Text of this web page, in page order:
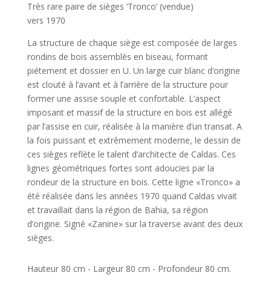
Très rare paire de sièges ‘Tronco’ (vendue)
vers 1970
La structure de chaque siège est composée de larges
rondins de bois assemblés en biseau, formant
piétement et dossier en U. Un large cuir blanc d’origine
est clouté à l’avant et à l’arrière de la structure pour
former une assise souple et confortable. L’aspect
imposant et massif de la structure en bois est allégé
par l’assise en cuir, réalisée à la manière d’un transat. A
la fois puissant et extrêmement moderne, le dessin de
ces sièges reflète le talent d’architecte de Caldas. Ces
lignes géométriques fortes sont adoucies par la
rondeur de la structure en bois. Cette ligne «Tronco» a
été réalisée dans les années 1970 quand Caldas vivait
et travaillait dans la région de Bahia, sa région
d’origine. Signé «Zanine» sur la traverse avant des deux
sièges.
Hauteur 80 cm - Largeur 80 cm - Profondeur 80 cm.